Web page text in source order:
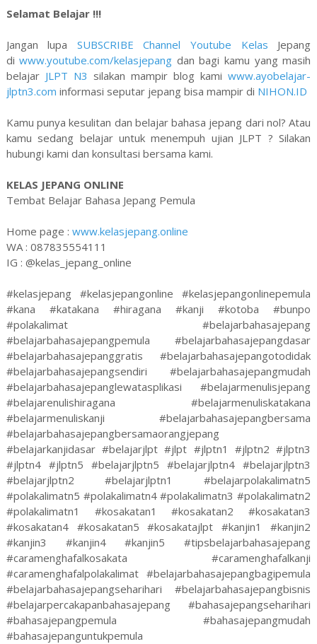
Selamat Belajar !!!
Jangan lupa SUBSCRIBE Channel Youtube Kelas Jepang
diwww.youtube.com/kelasjepang dan bagi kamu yang masih
belajar JLPT N3 silakan mampir blog kamiwww.ayobelajar-
jlptn3.com informasi seputar jepang bisa mampir di NIHON.ID
Kamu punya kesulitan dan belajar bahasa jepang dari nol? Atau
kamu sedang belajar untuk menempuh ujian JLPT ? Silakan
hubungi kami dan konsultasi bersama kami.
KELAS JEPANG ONLINE
Tembat Belajar Bahasa Jepang Pemula
Home page : www.kelasjepang.online
WA : 087835554111
IG : @kelas_jepang_online
#kelasjepang #kelasjepangonline #kelasjepangonlinepemula
#kana #katakana #hiragana #kanji #kotoba #bunpo
#polakalimat #belajarbahasajepang
#belajarbahasajepangpemula #belajarbahasajepangdasar
#belajarbahasajepanggratis #belajarbahasajepangotodidak
#belajarbahasajepangsendiri #belajarbahasajepangmudah
#belajarbahasajepanglewatasplikasi #belajarmenulisjepang
#belajarenulishiragana #belajarmenuliskatakana
#belajarmenuliskanji #belajarbahasajepangbersama
#belajarbahasajepangbersamaorangjepang
#belajarkanjidasar #belajarjlpt #jlpt #jlptn1 #jlptn2 #jlptn3
#jlptn4 #jlptn5 #belajarjlptn5 #belajarjlptn4 #belajarjlptn3
#belajarjlptn2 #belajarjlptn1 #belajarpolakalimatn5
#polakalimatn5 #polakalimatn4 #polakalimatn3 #polakalimatn2
#polakalimatn1 #kosakatan1 #kosakatan2 #kosakatan3
#kosakatan4 #kosakatan5 #kosakatajlpt #kanjin1 #kanjin2
#kanjin3 #kanjin4 #kanjin5 #tipsbelajarbahasajepang
#caramenghafalkosakata #caramenghafalkanji
#caramenghafalpolakalimat #belajarbahasajepangbagipemula
#belajarbahasajepangseharihari #belajarbahasajepangbisnis
#belajarpercakapanbahasajepang #bahasajepangseharihari
#bahasajepangpemula #bahasajepangmudah
#bahasajepanguntukpemula